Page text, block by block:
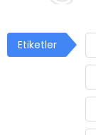
Etiketler